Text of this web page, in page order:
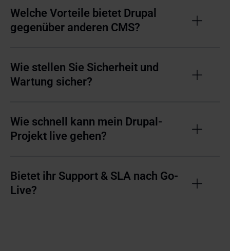
Welche Vorteile bietet Drupal
gegenüber anderen CMS?
Wie stellen Sie Sicherheit und
Wartung sicher?
Wie schnell kann mein Drupal-
Projekt live gehen?
Bietet ihr Support & SLA nach Go-
Live?